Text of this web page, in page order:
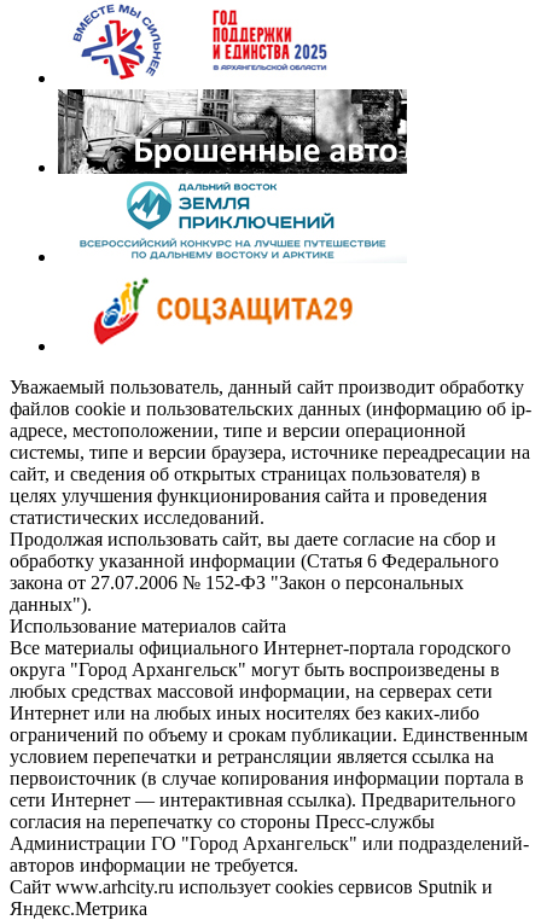
Уважаемый пользователь, данный сайт производит обработку
файлов cookie и пользовательских данных (информацию об ip-
адресе, местоположении, типе и версии операционной
системы, типе и версии браузера, источнике переадресации на
сайт, и сведения об открытых страницах пользователя) в
целях улучшения функционирования сайта и проведения
статистических исследований.
Продолжая использовать сайт, вы даете согласие на сбор и
обработку указанной информации (Статья 6 Федерального
закона от 27.07.2006 № 152-ФЗ "Закон о персональных
данных").
Использование материалов сайта
Все материалы официального Интернет-портала городского
округа "Город Архангельск" могут быть воспроизведены в
любых средствах массовой информации, на серверах сети
Интернет или на любых иных носителях без каких-либо
ограничений по объему и срокам публикации. Единственным
условием перепечатки и ретрансляции является ссылка на
первоисточник (в случае копирования информации портала в
сети Интернет — интерактивная ссылка). Предварительного
согласия на перепечатку со стороны Пресс-службы
Администрации ГО "Город Архангельск" или подразделений-
авторов информации не требуется.
Сайт www.arhcity.ru использует cookies сервисов Sputnik и
Яндекс.Метрика